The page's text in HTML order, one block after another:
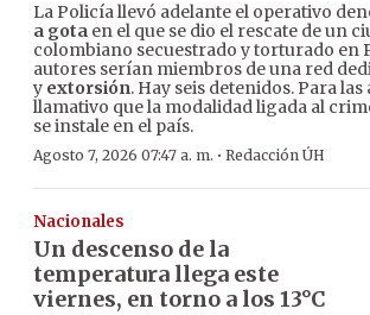
La Policía llevó adelante el operativo
a gota en el que se dio el rescate de un
colombiano secuestrado y torturado en
autores serían miembros de una red
y extorsión. Hay seis detenidos. Para
llamativo que la modalidad ligada al
se instale en el país.
Agosto 7, 2026 07:47 a. m. · Redacción ÚH
Nacionales
Un descenso de la
temperatura llega este
viernes, en torno a los 13°C